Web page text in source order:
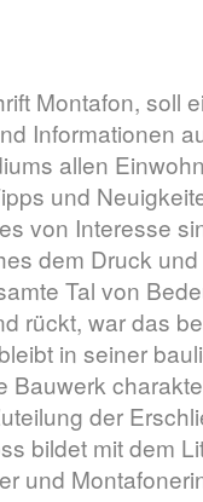
Montafon, soll
Informationen
allen
und
von Interesse
dem Druck
Tal von
rückt, war das
in seiner
Bauwerk
der
bildet mit dem
und